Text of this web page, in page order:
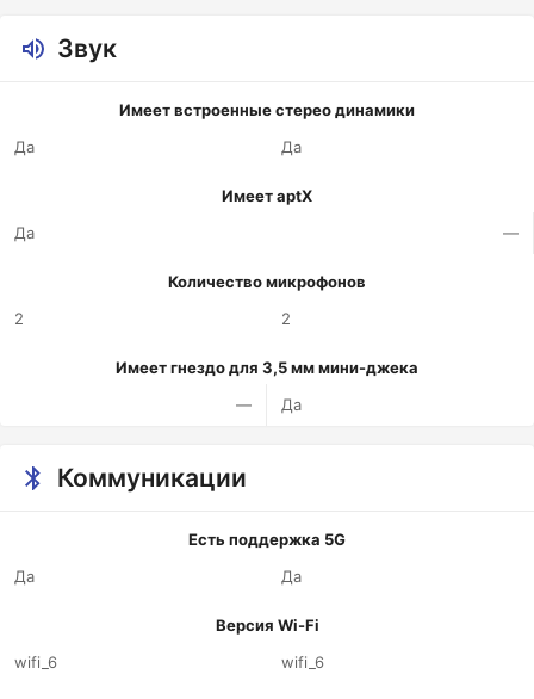
Звук
Имеет встроенные стерео динамики
Да
Да
Имеет aptX
Да
—
Количество микрофонов
2
2
Имеет гнездо для 3,5 мм мини-джека
—
Да
Коммуникации
Есть поддержка 5G
Да
Да
Версия Wi-Fi
wifi_6
wifi_6